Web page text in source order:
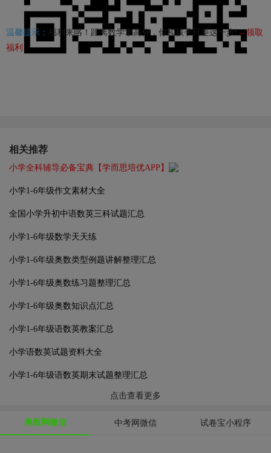
温馨提示： 福利来咯！距离数学拿高分，你和孩子只差这一步!→领取
福利
相关推荐
小学全科辅导必备宝典【学而思培优APP】
小学1-6年级作文素材大全
全国小学升初中语数英三科试题汇总
小学1-6年级数学天天练
小学1-6年级奥数类型例题讲解整理汇总
小学1-6年级奥数练习题整理汇总
小学1-6年级奥数知识点汇总
小学1-6年级语数英教案汇总
小学语数英试题资料大全
小学1-6年级语数英期末试题整理汇总
点击查看更多
奥数网微信 中考网微信 试卷宝小程序